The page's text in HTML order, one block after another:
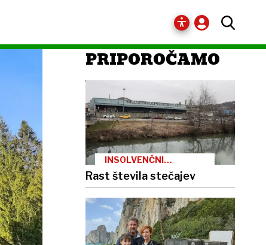
PRIPOROČAMO
INSOLVENČNI
POSTOPKI
Rast števila stečajev